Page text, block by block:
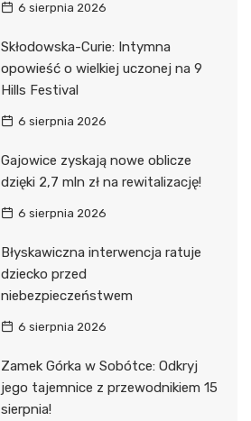
6 sierpnia 2026
Skłodowska-Curie: Intymna
opowieść o wielkiej uczonej na 9
Hills Festival
6 sierpnia 2026
Gajowice zyskają nowe oblicze
dzięki 2,7 mln zł na rewitalizację!
6 sierpnia 2026
Błyskawiczna interwencja ratuje
dziecko przed
niebezpieczeństwem
6 sierpnia 2026
Zamek Górka w Sobótce: Odkryj
jego tajemnice z przewodnikiem 15
sierpnia!